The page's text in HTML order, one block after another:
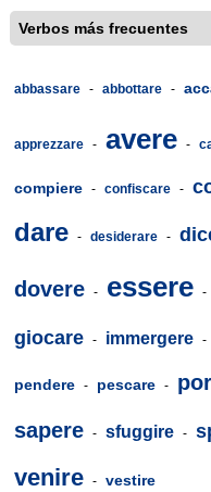
Verbos más frecuentes
abbassare - abbottare -
apprezzare - avere -
compiere - confiscare -
dare - desiderare -
dovere - essere -
giocare - immergere -
pendere - pescare -
sapere - sfuggire -
venire - vestire